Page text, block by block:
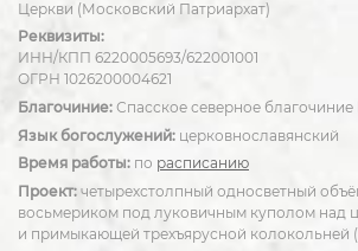
Церкви (Московский Патриархат)
Реквизиты:
ИНН/КПП 6220005693/622001001
ОГРН 1026200004621
Благочиние: Спасское северное благочиние
Язык богослужений: церковнославянский
Время работы: по расписанию
Проект: четырехстолпный односветный
восьмериком под луковичным куполом над
и примыкающей трехъярусной колокольней